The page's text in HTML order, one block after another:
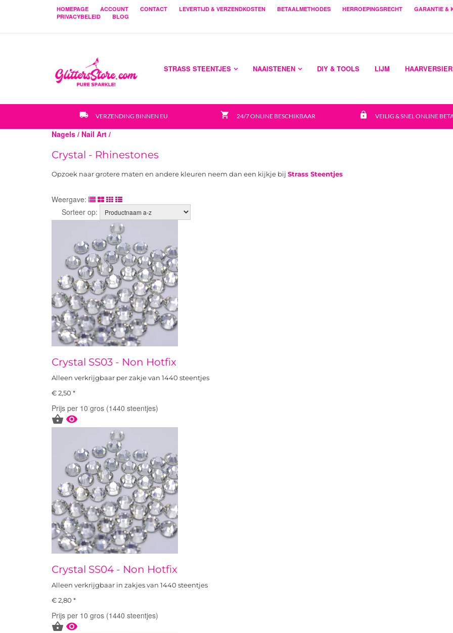
HOMEPAGE ACCOUNT CONTACT LEVERTIJD & VERZENDKOSTEN BETAALMETHODES HERROEPINGSRECHT
GARANTIE &
PRIVACYBELEID
BLOG
STRASS STEENTJES NAAISTENEN DIY & TOOLS LIJM
local_shipping VERZENDING BINNEN EU shopping_cart 24/7 ONLINE BESCHIKBAAR https VEILIG & SNEL ONLINE
Nagels / Nail Art /
Crystal - Rhinestones
Opzoek naar grotere maten en andere kleuren neem dan een kijkje bij Strass Steentjes
Weergave:
Sorteer op:
Crystal SS03 - Non Hotfix
Alleen verkrijgbaar per zakje van 1440 steentjes
€ 2,50 *
Prijs per 10 gros (1440 steentjes)
 
Crystal SS04 - Non Hotfix
Alleen verkrijgbaar in zakjes van 1440 steentjes
€ 2,80 *
Prijs per 10 gros (1440 steentjes)
 